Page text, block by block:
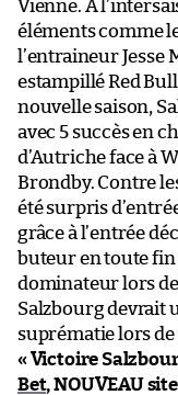
Vienne. A
éléments comme
l’entraineur Jesse
estampillé Red
nouvelle saison,
avec 5 succès en
d’Autriche face à
Brondby. Contre
été surpris
grâce à l’entrée
buteur en toute
dominateur lors
Salzbourg devrait
suprématie lors
« Victoire
Bet, NOUVEAU